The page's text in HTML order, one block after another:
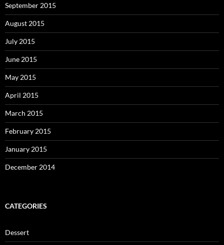
September 2015
August 2015
July 2015
June 2015
May 2015
April 2015
March 2015
February 2015
January 2015
December 2014
CATEGORIES
Dessert